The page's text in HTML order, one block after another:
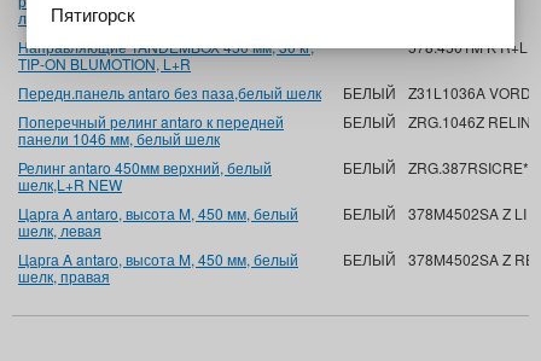
левое+правое NEW
Направляющие TANDEMBOX 450 мм, 30 кг,
TIP-ON BLUMOTION, L+R
578.4501M K R+L
Передн.панель antaro без паза,белый шелк БЕЛЫЙ
Z31L1036A VORD-
Поперечный релинг antaro к передней
панели 1046 мм, белый шелк
БЕЛЫЙ ZRG.1046Z
Релинг antaro 450мм верхний, белый
шелк,L+R NEW
БЕЛЫЙ
Царга A antaro, высота M, 450 мм, белый
шелк, левая
БЕЛЫЙ 378M4502SA Z LI
Царга A antaro, высота M, 450 мм, белый
шелк, правая
БЕЛЫЙ 378M4502SA Z RE
Пятигорск